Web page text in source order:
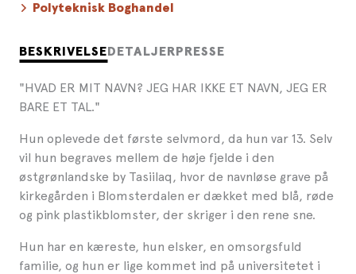
BESKRIVELSE DETALJER PRESSE
"HVAD ER MIT NAVN? JEG HAR IKKE ET NAVN, JEG ER
BARE ET TAL."
Hun oplevede det første selvmord, da hun var 13. Selv
vil hun begraves mellem de høje fjelde i den
østgrønlandske by Tasiilaq, hvor de navnløse grave på
kirkegården i Blomsterdalen er dækket med blå, røde
og pink plastikblomster, der skriger i den rene sne.
Hun har en kæreste, hun elsker, en omsorgsfuld
familie, og hun er lige kommet ind på universitetet i
Polyteknisk Boghandel